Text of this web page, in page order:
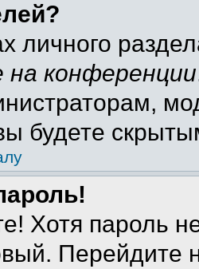
личного
на конференции
будете
Хотя пароль
Перейдите